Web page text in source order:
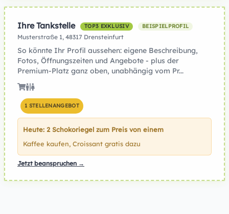
Ihre Tankstelle TOP3 EXKLUSIV BEISPIELPROFIL
Musterstraße 1, 48317 Drensteinfurt
So könnte Ihr Profil aussehen: eigene Beschreibung,
Fotos, Öffnungszeiten und Angebote - plus der
Premium-Platz ganz oben, unabhängig vom Pr...
1 STELLENANGEBOT
Heute: 2 Schokoriegel zum Preis von einem
Kaffee kaufen, Croissant gratis dazu
Jetzt beanspruchen →